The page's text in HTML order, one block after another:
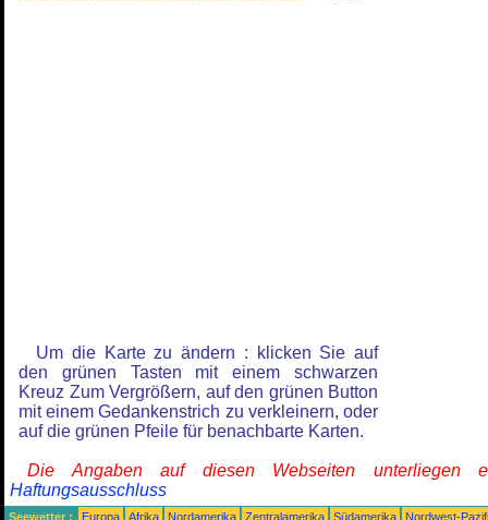
Um die Karte zu ändern : klicken Sie auf
den grünen Tasten mit einem schwarzen
Kreuz Zum Vergrößern, auf den grünen Button
mit einem Gedankenstrich zu verkleinern, oder
auf die grünen Pfeile für benachbarte Karten.
Die Angaben auf diesen Webseiten unterliegen
Haftungsausschluss
Seewetter : Europa Afrika Nordamerika Zentralamerika Südamerika
Nordwest-